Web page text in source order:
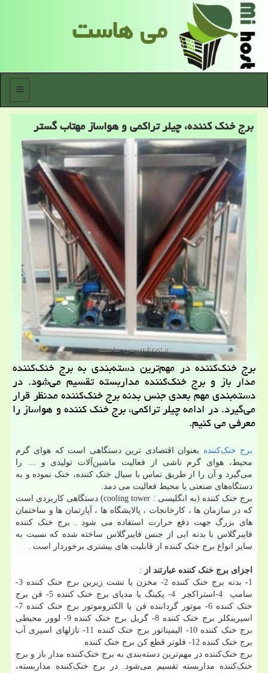
می هاست
منو
برج خنك كننده، چیلر تراكمی و هواساز مهتاب گستر
برج خنك‌كننده در مهم‌ترین دسته‌بندی به برج خنك‌كننده
مدار باز و برج خنك‌كننده مداربسته تقسیم می‌شود. در
دسته‌بندی مهم بعدی جنس بدنه برج خنك‌كننده مدنظر قرار
می‌گیرد. در ادامه چیلر تراكمی، برج خنك كننده و هواساز را
معرفی می كنیم.
برج خنک‌کننده بعنوان اقتصادی ترین دستگاهی است که هوای گرم
محیط، هوای گرم ناشی از فعالیت ماشین‌آلات تولیدی و … را
می‌گیرد و آن را از طریق تماس با سیال خنک کننده، خنک نموده و به
دستگاه‌های صنعتی یا محیط فعالیت می دمد.
برج خنک کننده (به انگلیسی : cooling tower) دستگاهی کاربردی است
که در سازمان ها ، کارخانجات ، پالایشگاه ها ، آپارتمان ها و ساختمان
های بزرگ جهت دفع حرارت استفاده می شود . برج خنک کننده
فایبرگلاس با بدنه ایی از جنس فایبرگلاس ساخته شده که نسبت به
سایر انواع برج خنک کننده از قابلیت های بیشتری برخوردار است .
اجزای برج خنک کننده عبارتند از :
1- بدنه برج خنک کننده 2- مخزن یا تشت زیرین برج خنک کننده 3-
سامپ 4-استراکچر 4- پکینگ یا مدیای برج خنک کننده 5- فن برج
خنک کننده 6- موتور گرداننده فن یا الکتروموتور برج خنک کننده 7-
اسپرینکلر برج خنک کننده 8- گریل برج خنک کننده 9- لوور محیطی
برج خنک کننده 10- الیمیناتور برج خنک کننده 11- نازلهای اسپری آب
برج خنک کننده 12- فلوتر قطع کن برج خنک کننده
برج خنک‌کننده در مهم‌ترین دسته‌بندی به برج خنک‌کننده مدار باز و برج
خنک‌کننده مداربسته تقسیم می‌شود. در برج خنک‌کننده مداربسته،